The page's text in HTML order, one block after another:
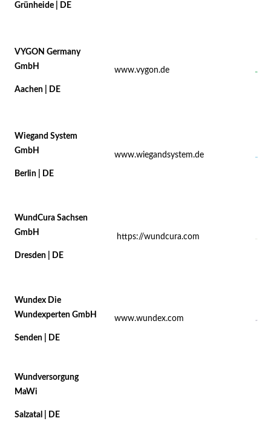
Grünheide | DE
VYGON Germany
GmbH
Aachen | DE
www.vygon.de
Wiegand System
GmbH
Berlin | DE
www.wiegandsystem.de
WundCura Sachsen
GmbH
Dresden | DE
https://wundcura.com
Wundex Die
Wundexperten GmbH
Senden | DE
www.wundex.com
Wundversorgung
MaWi
Salzatal | DE